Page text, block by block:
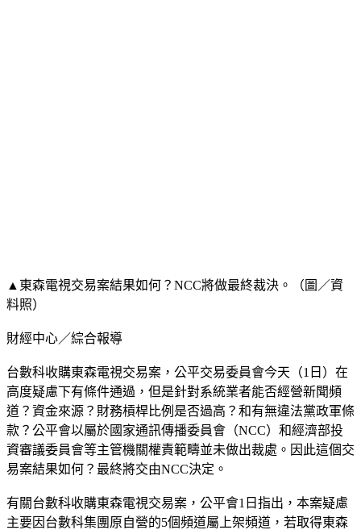
▲東森電視交易案結果如何？NCC將做最終裁決。（圖／資
料照）
財經中心／綜合報導
台數科收購東森電視交易案，公平交易委員會今天（1日）在
高度疑慮下有條件通過，但是針對系統業者能否經營新聞頻
道？資金來源？財務槓桿比例是否過高？和有無違法黨政軍條
款？公平會以屬於國家通訊傳播委員會（NCC）和經濟部投
資審議委員會等主管機關權責範疇並未做出裁處。因此這個交
易案結果如何？最終將交由NCC決定。
有關台數科收購東森電視交易案，公平會1日指出，本案疑慮
主要因台數科集團原自營的5個頻道屬上架頻道，若取得東森